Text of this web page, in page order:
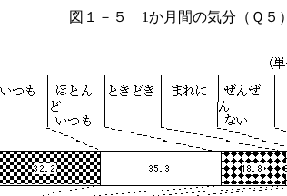
図１－５ 1か月間の気分（Ｑ５）